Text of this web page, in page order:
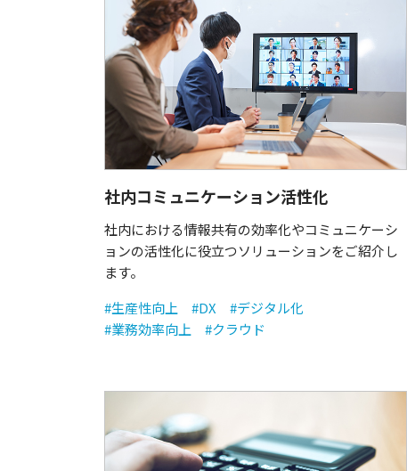
社内コミュニケーション活性化
社内における情報共有の効率化やコミュニケーシ
ョンの活性化に役立つソリューションをご紹介し
ます。
#生産性向上
#DX
#デジタル化
#業務効率向上
#クラウド